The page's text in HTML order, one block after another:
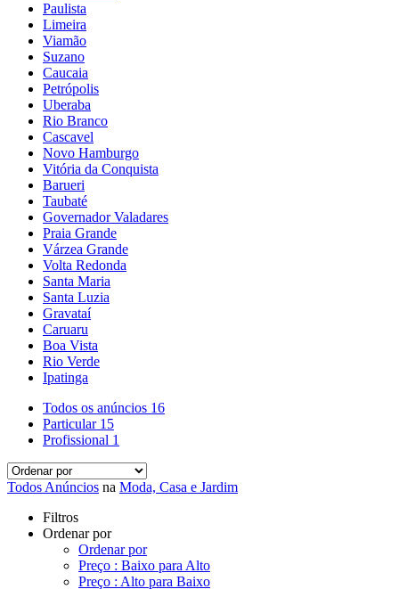
Paulista
Limeira
Viamão
Suzano
Caucaia
Petrópolis
Uberaba
Rio Branco
Cascavel
Novo Hamburgo
Vitória da Conquista
Barueri
Taubaté
Governador Valadares
Praia Grande
Várzea Grande
Volta Redonda
Santa Maria
Santa Luzia
Gravataí
Caruaru
Boa Vista
Rio Verde
Ipatinga
Todos os anúncios 16
Particular 15
Profissional 1
Todos Anúncios na Moda, Casa e Jardim
Filtros
Ordenar por
Ordenar por
Preço : Baixo para Alto
Preço : Alto para Baixo